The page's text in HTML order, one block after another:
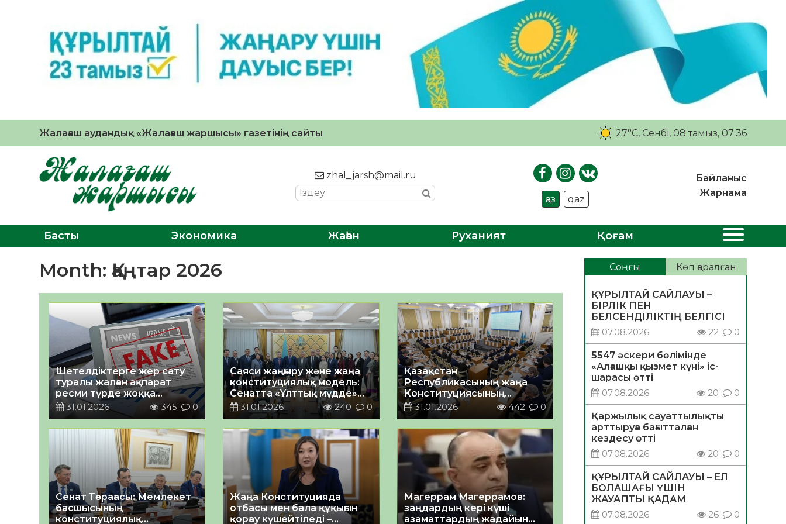
Жалағаш аудандық «Жалағаш жаршысы» газетінің сайты 27°C, Сенбі, 08 тамыз, 07:36
zhal_jarsh@mail.ru
қаз qaz
Байланыс
Жарнама
Басты Экономика Жаһан Руханият Қоғам
Month: Қаңтар 2026
Шетелдіктерге жер сату
туралы жалған ақпарат
ресми түрде жоққа
шығарылды
31.01.2026 345 0
Саяси жаңғыру және жаңа
конституциялық модель:
Сенатта «Ұлттық мүдде»
диалог алаңының отырысы
өтті
31.01.2026 240 0
Қазақстан
Республикасының жаңа
Конституциясының
жобасы жарияланды
31.01.2026 442 0
Сенат Төрағасы: Мемлекет
басшысының
конституциялық
Жаңа Конституцияда
отбасы мен бала құқығын
қорғау күшейтіледі –
Магеррам Магеррамов:
заңдардың кері күші
азаматтардың жағдайын
Соңғы Көп қаралған
ҚҰРЫЛТАЙ САЙЛАУЫ –
БІРЛІК ПЕН
БЕЛСЕНДІЛІКТІҢ БЕЛГІСІ
07.08.2026
22 0
5547 әскери бөлімінде
«Алғашқы қызмет күні» іс-
шарасы өтті
07.08.2026
20 0
Қаржылық сауаттылықты
арттыруға бағытталған
кездесу өтті
07.08.2026
20 0
ҚҰРЫЛТАЙ САЙЛАУЫ – ЕЛ
БОЛАШАҒЫ ҮШІН
ЖАУАПТЫ ҚАДАМ
07.08.2026
26 0